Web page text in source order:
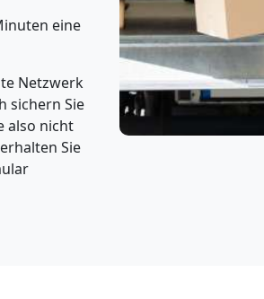
eine
Netzwerk
sichern Sie
also nicht
Sie